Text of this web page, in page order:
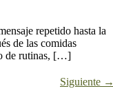
repetido hasta la
de las comidas
de rutinas, […]
Siguiente